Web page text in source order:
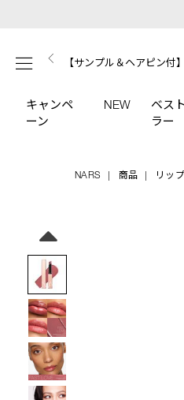
contentメニュー
【ミニパフプレゼント】
レゼント
【はじめての購入はこち
ターターキット
【サンプル＆ヘアピン付
【ギフトショッパープレ
へのプレゼントに
【ポーチ＆ブラッシュプ
キャンペ
ーン
NEW
ベス
ラー
NARS 商品 リップ
/afterglow-
lipstick-
215/4535683284707.html
4535683284707